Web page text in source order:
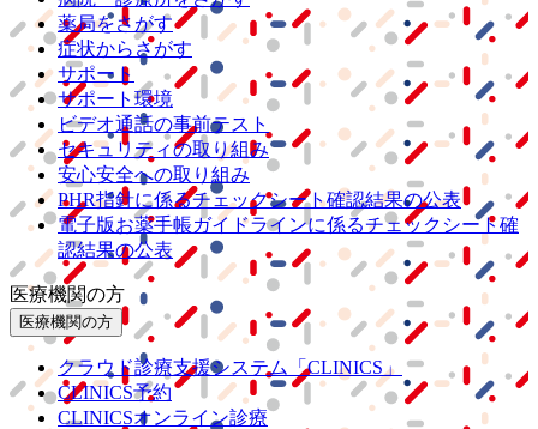
薬局をさがす
症状からさがす
サポート
サポート環境
ビデオ通話の事前テスト
セキュリティの取り組み
安心安全への取り組み
PHR指針に係るチェックシート確認結果の公表
電子版お薬手帳ガイドラインに係るチェックシート確
認結果の公表
医療機関の方
医療機関の方
クラウド診療支援システム
「CLINICS」
CLINICS予約
CLINICSオンライン診療